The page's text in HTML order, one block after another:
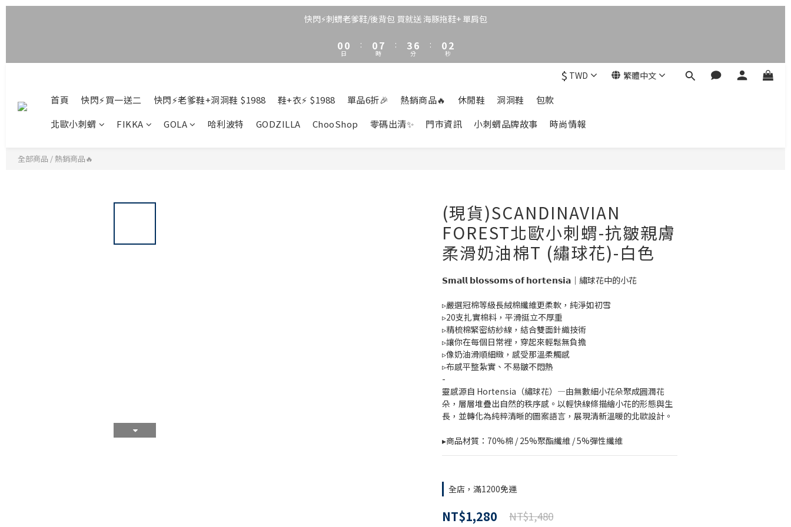
快閃⚡刺蝟老爹鞋/後背包 買就送 海豚拖鞋+ 單肩包
3
2
0
3
2
0
日
:
3
2
0
9
7
6
3
1
時
:
6
5
3
2
9
8
6
5
2
分
:
3
2
0
4
3
1
0
秒
$ TWD 繁體中文
首頁 快閃⚡買一送二 快閃⚡老爹鞋+洞洞鞋 $1988 鞋+衣⚡ $1988 單品6折🎉 熱銷商品🔥 休閒鞋 洞洞鞋
包款
北歐小刺蝟
FIKKA GOLA 哈利波特 GODZILLA ChooShop 零碼出清✨ 門市資訊 小刺蝟品牌故事 時尚情報
全部商品 /熱銷商品🔥
(現貨)SCANDINAVIAN
FOREST北歐小刺蝟-抗皺親膚
柔滑奶油棉T (繡球花)-白色
𝗦𝗺𝗮𝗹𝗹 𝗯𝗹𝗼𝘀𝘀𝗼𝗺𝘀 𝗼𝗳 𝗵𝗼𝗿𝘁𝗲𝗻𝘀𝗶𝗮｜繡球花中的小花
▹嚴選冠棉等級長絨棉纖維更柔軟，純淨如初雪
▹20支扎實棉料，平滑挺立不厚重
▹精梳棉緊密紡紗線，結合雙面針織技術
▹讓你在每個日常裡，穿起來輕鬆無負擔
▹像奶油滑順細緻，感受那溫柔觸感
▹布感平整紮實、不易皺不悶熱
-
靈感源自 Hortensia（繡球花）—由無數細小花朵聚成圓潤花
朵，層層堆疊出自然的秩序感。以輕快線條描繪小花的形態與生
長，並轉化為純粹清晰的圖案語言，展現清新溫暖的北歐設計。
▸商品材質：70%棉 / 25%聚酯纖維 / 5%彈性纖維
全店，滿1200免運
NT$1,280 NT$1,480